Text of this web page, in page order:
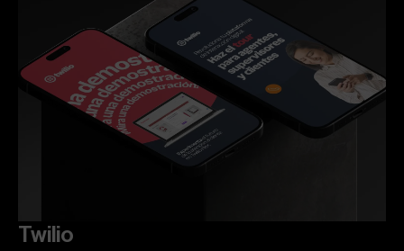
Twilio